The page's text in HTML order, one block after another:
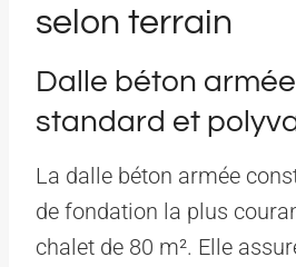
selon terrain
Dalle béton
standard et
La dalle béton armée
de fondation la plus
chalet de 80 m². Elle